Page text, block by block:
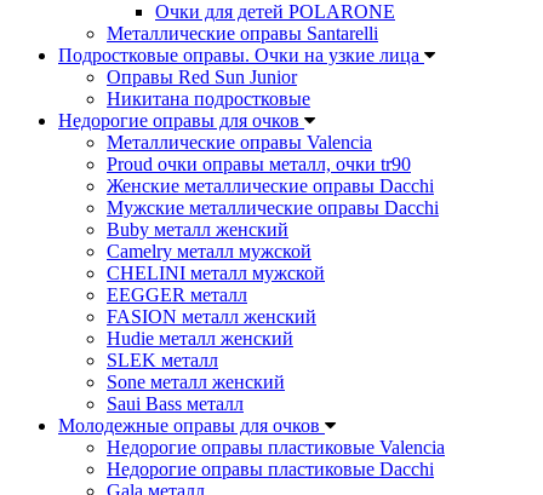
Очки для детей POLARONE
Металлические оправы Santarelli
Подростковые оправы. Очки на узкие лица
Оправы Red Sun Junior
Никитана подростковые
Недорогие оправы для очков
Металлические оправы Valencia
Proud очки оправы металл, очки tr90
Женские металлические оправы Dacchi
Мужские металлические оправы Dacchi
Buby металл женский
Camelry металл мужской
CHELINI металл мужской
EEGGER металл
FASION металл женский
Hudie металл женский
SLEK металл
Sone металл женский
Saui Bass металл
Молодежные оправы для очков
Недорогие оправы пластиковые Valencia
Недорогие оправы пластиковые Dacchi
Gala металл